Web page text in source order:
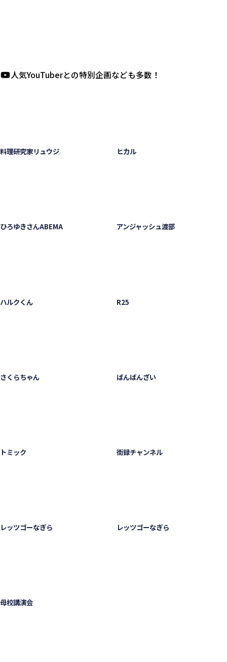
人気YouTuberとの特別企画なども多数！
料理研究家リュウジ ヒカル
ひろゆきさんABEMA アンジャッシュ渡部
ハルクくん R25
さくらちゃん ばんばんざい
トミック 街録チャンネル
レッツゴーなぎら レッツゴーなぎら
母校講演会